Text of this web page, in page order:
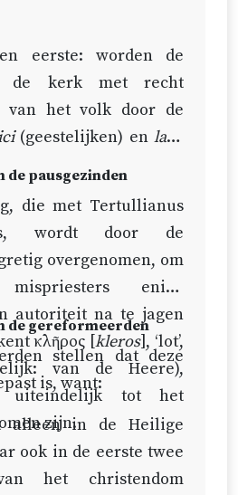
eerste: worden de
de kerk met recht
van het volk door de
(geestelijken) en laici
de pausgezinden
die met Tertullianus
wordt door de
overgenomen, om
enige
autoriteit na te jagen
κλῆρος [kleros], ‘lot’,
van de Heere),
uiteindelijk tot het
zijn.
de gereformeerden
stellen dat deze
is, want:
alleen in de Heilige
ook in de eerste twee
het christendom